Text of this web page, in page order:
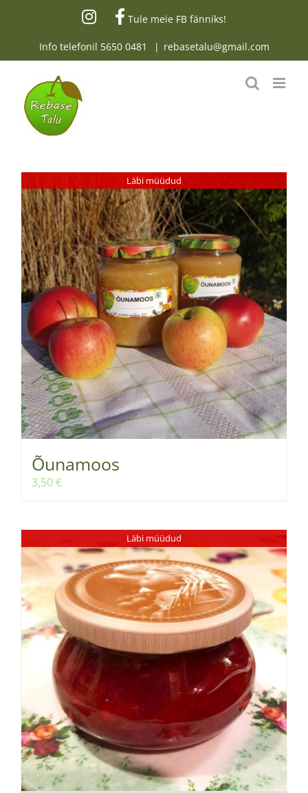
Tule meie FB fänniks!
Info telefonil 5650 0481 | rebasetalu@gmail.com
Läbi müüdud
Õunamoos
3,50€
Läbi müüdud